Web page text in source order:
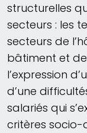
structurelles
secteurs : les
secteurs de
bâtiment et
l’expression
d’une
salariés qui
critères